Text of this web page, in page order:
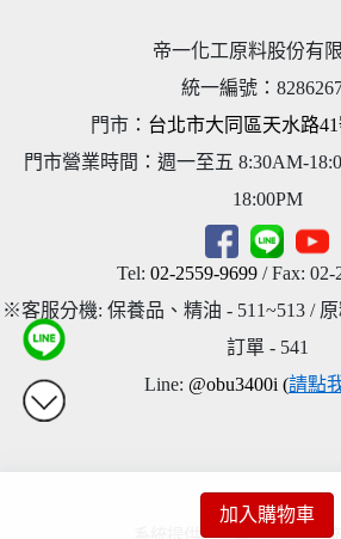
加入購物車
帝一化工原料股份有
統一編號 ：
門市： 台北市大同區天水路
門市營業時間：週一至五 8:30AM-
18:00PM
Tel: 02-2559-9699 / Fax: 02-
※客服分機: 保養品、精油 - 511~513 /
訂單 - 541
Line: @obu3400i (請點